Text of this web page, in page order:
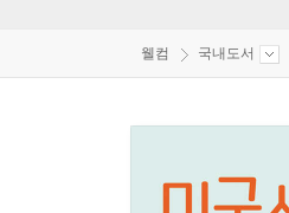
웰컴 국내도서